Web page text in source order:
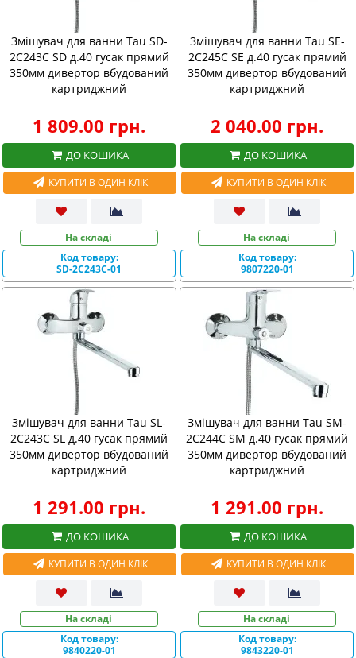
Змішувач для ванни Tau SD-
2C243C SD д.40 гусак прямий
350мм дивертор вбудований
картриджний
1 809.00 грн.
ДО КОШИКА
КУПИТИ В ОДИН КЛІК
На складі
Код товару:
SD-2C243C-01
Змішувач для ванни Tau SE-
2C245C SE д.40 гусак прямий
350мм дивертор вбудований
картриджний
2 040.00 грн.
ДО КОШИКА
КУПИТИ В ОДИН КЛІК
На складі
Код товару:
9807220-01
Змішувач для ванни Tau SL-
2C243C SL д.40 гусак прямий
350мм дивертор вбудований
картриджний
1 291.00 грн.
ДО КОШИКА
КУПИТИ В ОДИН КЛІК
На складі
Код товару:
9840220-01
Змішувач для ванни Tau SM-
2C244C SM д.40 гусак прямий
350мм дивертор вбудований
картриджний
1 291.00 грн.
ДО КОШИКА
КУПИТИ В ОДИН КЛІК
На складі
Код товару:
9843220-01